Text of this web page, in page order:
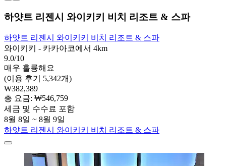
하얏트 리젠시 와이키키 비치 리조트 & 스파
하얏트 리젠시 와이키키 비치 리조트 & 스파
와이키키 - 카카아코에서 4km
9.0/10
매우 훌륭해요
(이용 후기 5,342개)
₩382,389
총 요금: ₩546,759
세금 및 수수료 포함
8월 8일 ~ 8월 9일
하얏트 리젠시 와이키키 비치 리조트 & 스파